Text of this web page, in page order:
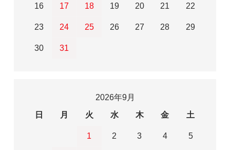
16 17 18 19 20 21 22
23 24 25 26 27 28 29
30 31
2026年9月
日
月 火 水 木 金 土
1 2 3 4 5